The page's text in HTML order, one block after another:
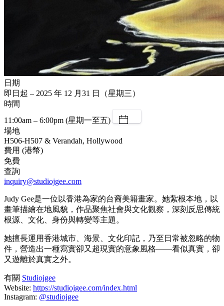
日期
即日起 – 2025 年 12 月31 日（星期三）
時間
11:00am – 6:00pm (星期一至五)
場地
H506-H507 & Verandah, Hollywood
費用 (港幣)
免費
查詢
inquiry@studiojgee.com
Judy Gee是一位以香港為家的台裔美籍畫家。她紮根本地，以
畫筆描繪在地風貌，作品聚焦社會與文化觀察，深刻反思傳統
根源、文化、身份與轉變等主題。
她擅長運用香港城市、海景、文化印記，乃至日常被忽略的物
件，營造出一種寫實卻又超現實的意象風格——看似真實，卻
又遊離於真實之外。
有關 Studiojgee
Website: https://studiojgee.com/index.html
Instagram: @studiojgee